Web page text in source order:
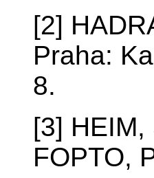
[2]
Praha:
8.
[3]
FOPTO,